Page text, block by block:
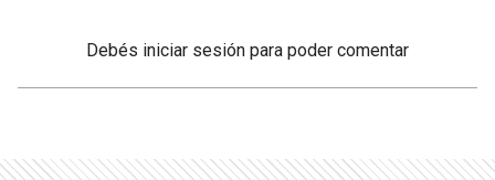
Debés iniciar sesión para poder comentar